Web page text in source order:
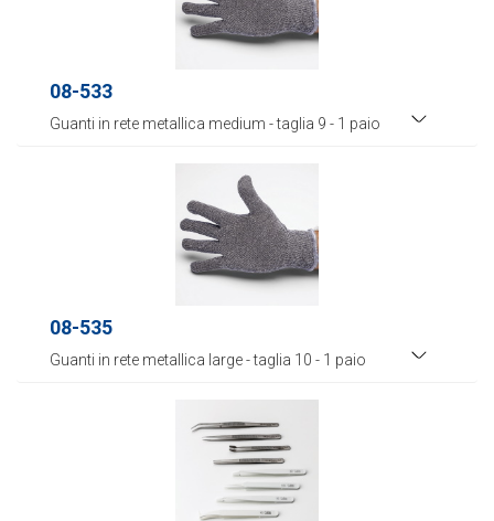
08-533
Guanti in rete metallica medium - taglia 9 - 1 paio
08-535
Guanti in rete metallica large - taglia 10 - 1 paio